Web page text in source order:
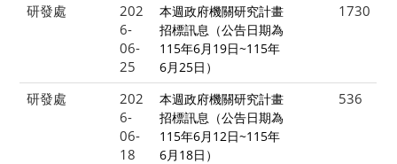
研發處
202
6-
06-
25
本週政府機關研究計畫
招標訊息（公告日期為
115年6月19日~115年
6月25日）
1730
研發處
202
6-
06-
18
本週政府機關研究計畫
招標訊息（公告日期為
115年6月12日~115年
6月18日）
536